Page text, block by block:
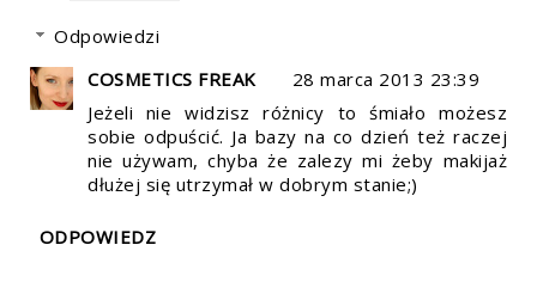
Odpowiedzi
COSMETICS FREAK
28 marca 2013 23:39
Jeżeli nie widzisz różnicy to śmiało możesz
sobie odpuścić. Ja bazy na co dzień też raczej
nie używam, chyba że zalezy mi żeby makijaż
dłużej się utrzymał w dobrym stanie;)
ODPOWIEDZ